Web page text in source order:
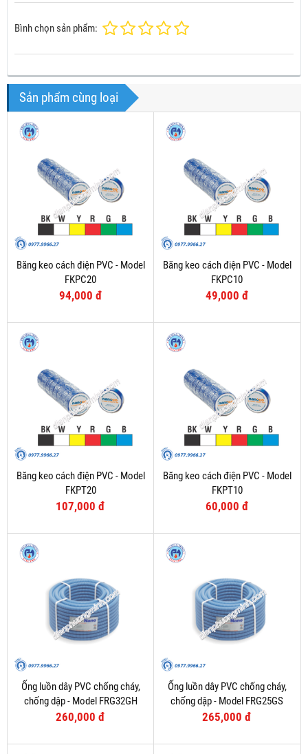
Bình chọn sản phẩm:
Sản phẩm cùng loại
Băng keo cách điện PVC - Model
FKPC20
94,000 đ
Băng keo cách điện PVC - Model
FKPC10
49,000 đ
Băng keo cách điện PVC - Model
FKPT20
107,000 đ
Băng keo cách điện PVC - Model
FKPT10
60,000 đ
Ống luồn dây PVC chống cháy,
chống dập - Model FRG32GH
260,000 đ
Ống luồn dây PVC chống cháy,
chống dập - Model FRG25GS
265,000 đ